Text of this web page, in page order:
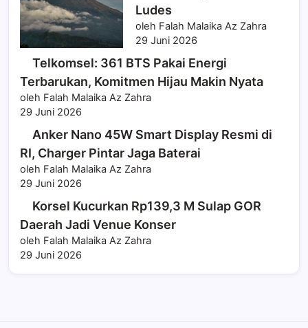
Ludes
oleh Falah Malaika Az Zahra
29 Juni 2026
Telkomsel: 361 BTS Pakai Energi
Terbarukan, Komitmen Hijau Makin Nyata
oleh Falah Malaika Az Zahra
29 Juni 2026
Anker Nano 45W Smart Display Resmi di
RI, Charger Pintar Jaga Baterai
oleh Falah Malaika Az Zahra
29 Juni 2026
Korsel Kucurkan Rp139,3 M Sulap GOR
Daerah Jadi Venue Konser
oleh Falah Malaika Az Zahra
29 Juni 2026